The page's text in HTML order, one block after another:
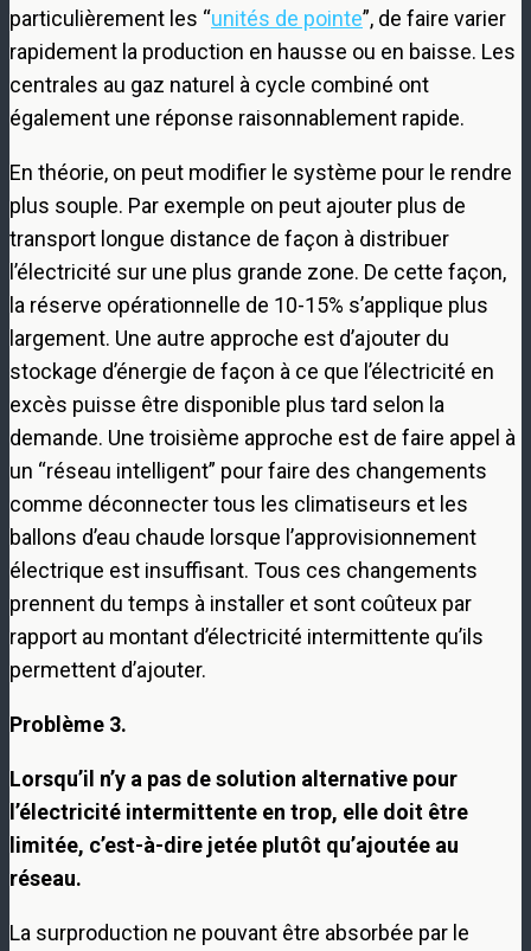
particulièrement les “unités de pointe”, de faire varier
rapidement la production en hausse ou en baisse. Les
centrales au gaz naturel à cycle combiné ont
également une réponse raisonnablement rapide.
En théorie, on peut modifier le système pour le rendre
plus souple. Par exemple on peut ajouter plus de
transport longue distance de façon à distribuer
l’électricité sur une plus grande zone. De cette façon,
la réserve opérationnelle de 10-15% s’applique plus
largement. Une autre approche est d’ajouter du
stockage d’énergie de façon à ce que l’électricité en
excès puisse être disponible plus tard selon la
demande. Une troisième approche est de faire appel à
un “réseau intelligent” pour faire des changements
comme déconnecter tous les climatiseurs et les
ballons d’eau chaude lorsque l’approvisionnement
électrique est insuffisant. Tous ces changements
prennent du temps à installer et sont coûteux par
rapport au montant d’électricité intermittente qu’ils
permettent d’ajouter.
Problème 3.
Lorsqu’il n’y a pas de solution alternative pour
l’électricité intermittente en trop, elle doit être
limitée, c’est-à-dire jetée plutôt qu’ajoutée au
réseau.
La surproduction ne pouvant être absorbée par le